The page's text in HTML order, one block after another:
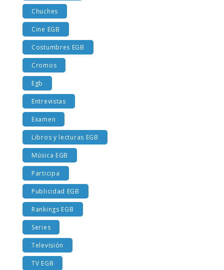
Chuches
Cine EGB
Costumbres EGB
Cromos
Egb
Entrevistas
Examen
Libros y lecturas EGB
Música EGB
Participa
Publicidad EGB
Rankings EGB
Series
Televisión
TV EGB